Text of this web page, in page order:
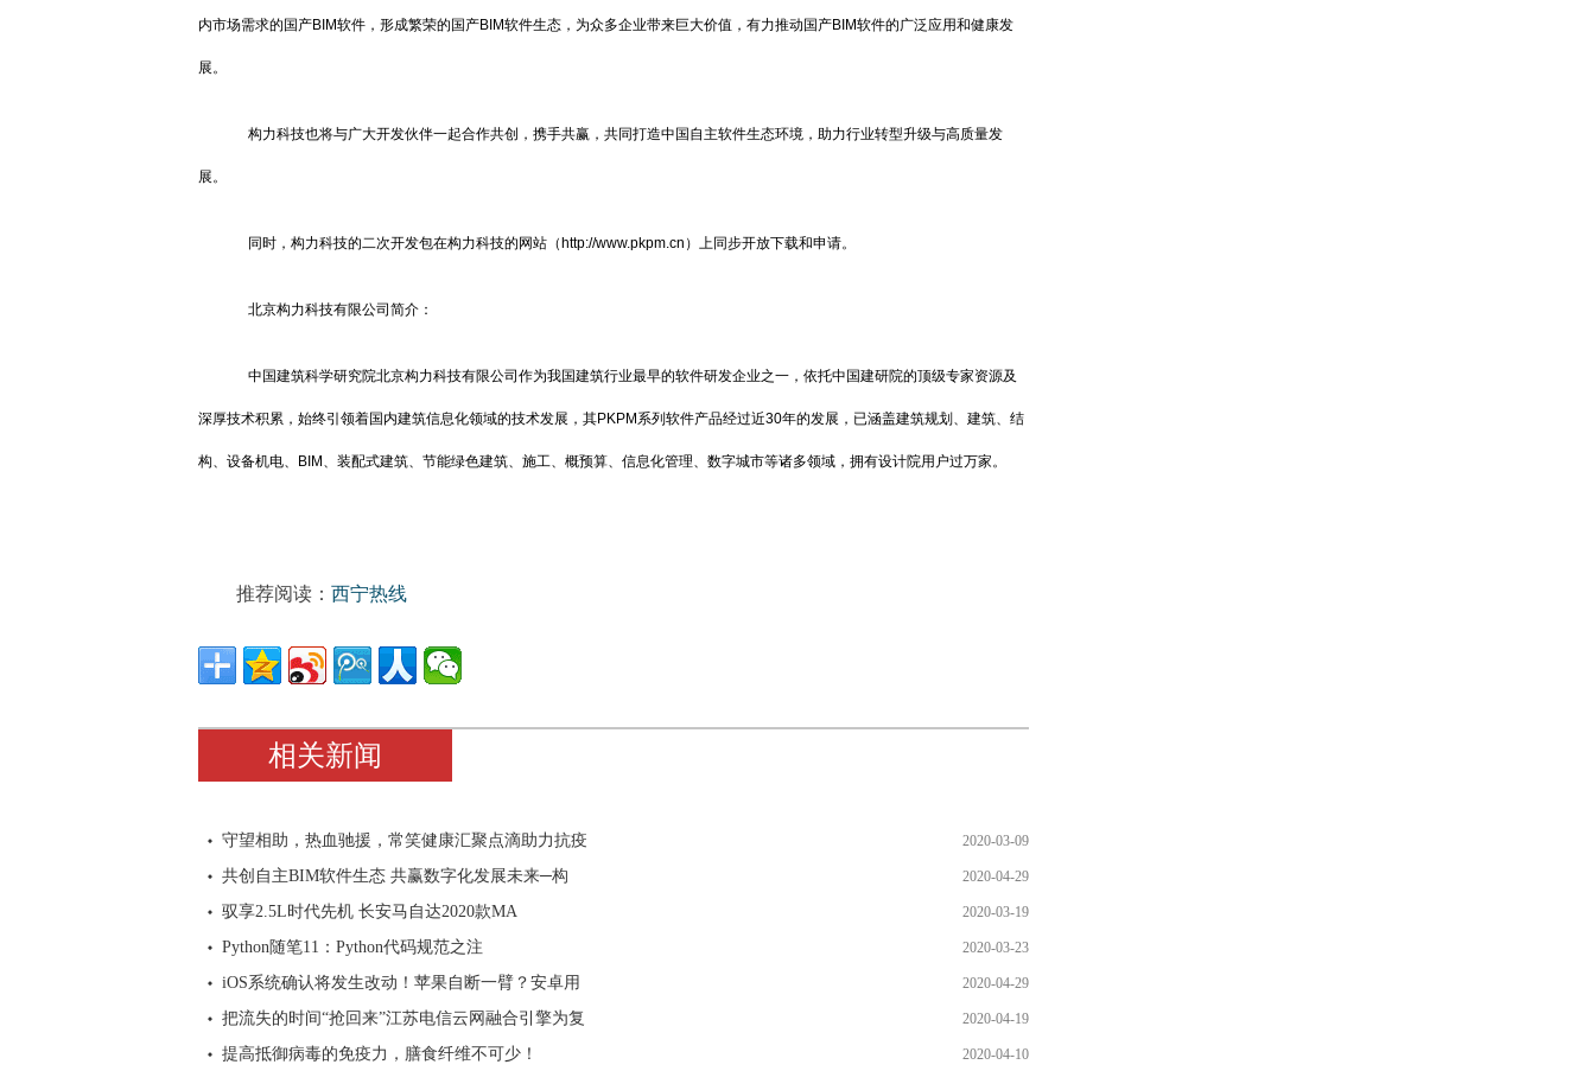
内市场需求的国产BIM软件，形成繁荣的国产BIM软件生态，为众多企业带来巨大价值，有力推动国产BIM软件的广泛应用和健康发
展。
构力科技也将与广大开发伙伴一起合作共创，携手共赢，共同打造中国自主软件生态环境，助力行业转型升级与高质量发
展。
同时，构力科技的二次开发包在构力科技的网站（http://www.pkpm.cn）上同步开放下载和申请。
北京构力科技有限公司简介：
中国建筑科学研究院北京构力科技有限公司作为我国建筑行业最早的软件研发企业之一，依托中国建研院的顶级专家资源及
深厚技术积累，始终引领着国内建筑信息化领域的技术发展，其PKPM系列软件产品经过近30年的发展，已涵盖建筑规划、建筑、结
构、设备机电、BIM、装配式建筑、节能绿色建筑、施工、概预算、信息化管理、数字城市等诸多领域，拥有设计院用户过万家。
推荐阅读： 西宁热线
相关新闻
守望相助，热血驰援，常笑健康汇聚点滴助力抗疫 2020-03-09
共创自主BIM软件生态 共赢数字化发展未来─构 2020-04-29
驭享2.5L时代先机 长安马自达2020款MA 2020-03-19
Python随笔11：Python代码规范之注 2020-03-23
iOS系统确认将发生改动！苹果自断一臂？安卓用 2020-04-29
把流失的时间“抢回来”江苏电信云网融合引擎为复 2020-04-19
提高抵御病毒的免疫力，膳食纤维不可少！ 2020-04-10